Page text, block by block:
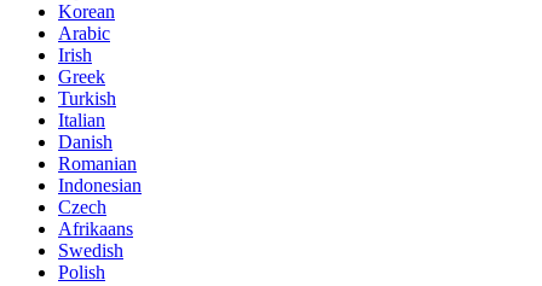
Korean
Arabic
Irish
Greek
Turkish
Italian
Danish
Romanian
Indonesian
Czech
Afrikaans
Swedish
Polish